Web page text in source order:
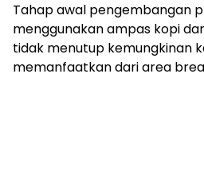
Tahap awal pengembangan
menggunakan ampas kopi
tidak menutup kemungkinan
memanfaatkan dari area